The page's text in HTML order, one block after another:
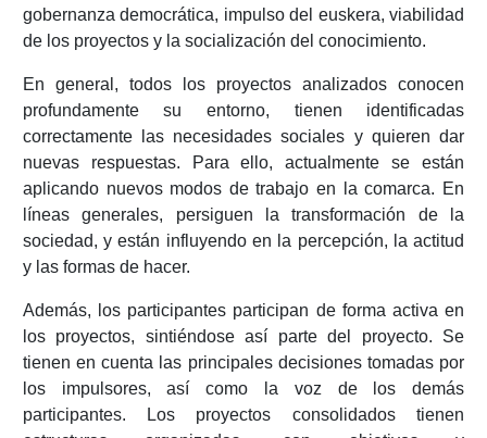
gobernanza democrática, impulso del euskera, viabilidad
de los proyectos y la socialización del conocimiento.
En general, todos los proyectos analizados conocen
profundamente su entorno, tienen identificadas
correctamente las necesidades sociales y quieren dar
nuevas respuestas. Para ello, actualmente se están
aplicando nuevos modos de trabajo en la comarca. En
líneas generales, persiguen la transformación de la
sociedad, y están influyendo en la percepción, la actitud
y las formas de hacer.
Además, los participantes participan de forma activa en
los proyectos, sintiéndose así parte del proyecto. Se
tienen en cuenta las principales decisiones tomadas por
los impulsores, así como la voz de los demás
participantes. Los proyectos consolidados tienen